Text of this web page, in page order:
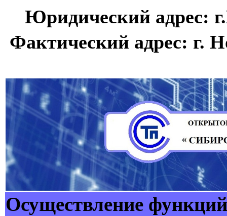
Юридический адрес:
Фактический адрес: г.
Осуществление